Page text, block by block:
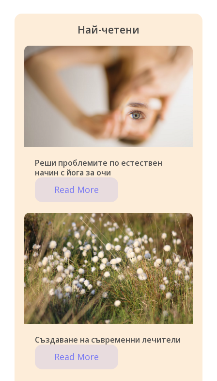
Най-четени
Реши проблемите по естествен
начин с йога за очи
Read More
Създаване на съвременни лечители
Read More